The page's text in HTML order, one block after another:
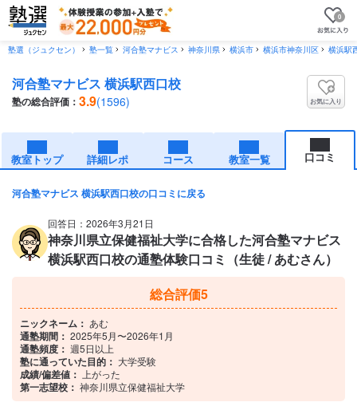
0
塾選（ジュクセン） 塾一覧 河合塾マナビス 神奈川県 横浜市 横浜市神奈川区 横浜駅
河合塾マナビス 横浜駅西口校
塾の総合評価： 3.9(1596) お気に入り
教室トップ 詳細レポ コース 教室一覧 口コミ
河合塾マナビス 横浜駅西口校の口コミに戻る
回答日：2026年3月21日
神奈川県立保健福祉大学に合格した河合塾マナビス
横浜駅西口校の通塾体験口コミ（生徒 / あむさん）
総合評価5
ニックネーム： あむ
通塾期間： 2025年5月〜2026年1月
通塾頻度： 週5日以上
塾に通っていた目的： 大学受験
成績/偏差値： 上がった
第一志望校： 神奈川県立保健福祉大学